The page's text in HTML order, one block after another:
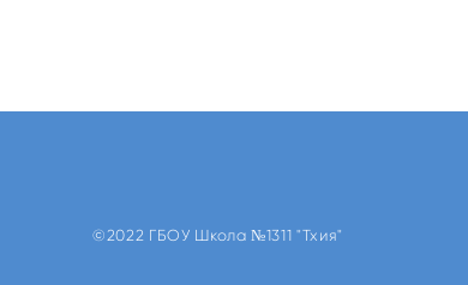
©2022 ГБОУ Школа №1311 "Тхия"